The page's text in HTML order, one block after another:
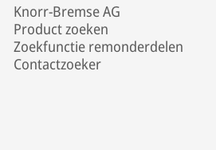
Knorr-Bremse AG
Product zoeken
Zoekfunctie remonderdelen
Contactzoeker